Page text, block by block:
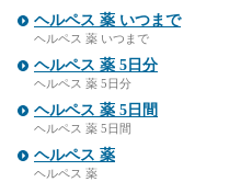
ヘルペス 薬 いつまで
ヘルペス 薬 いつまで
ヘルペス 薬 5日分
ヘルペス 薬 5日分
ヘルペス 薬 5日間
ヘルペス 薬 5日間
ヘルペス 薬
ヘルペス 薬